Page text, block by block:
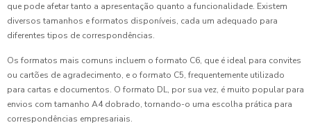
que pode afetar tanto a apresentação quanto a funcionalidade. Existem
diversos tamanhos e formatos disponíveis, cada um adequado para
diferentes tipos de correspondências.
Os formatos mais comuns incluem o formato C6, que é ideal para convites
ou cartões de agradecimento, e o formato C5, frequentemente utilizado
para cartas e documentos. O formato DL, por sua vez, é muito popular para
envios com tamanho A4 dobrado, tornando-o uma escolha prática para
correspondências empresariais.